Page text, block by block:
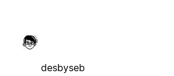
desbyseb